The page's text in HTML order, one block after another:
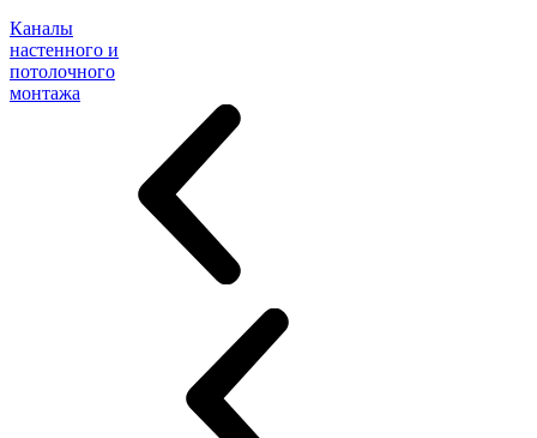
Каналы
настенного и
потолочного
монтажа